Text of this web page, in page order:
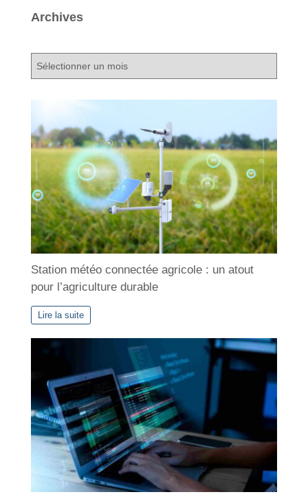
Archives
A
c
e
s
Station météo connectée agricole : un atout
pour l’agriculture durable
Lire la suite